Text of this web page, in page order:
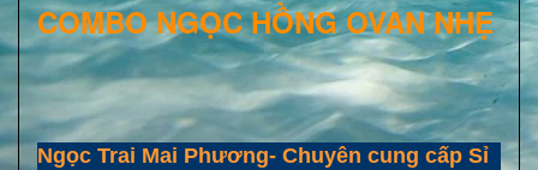
COMBO NGỌC HỒNG OVAN NHẸ
Ngọc Trai Mai Phương- Chuyên cung cấp Sỉ